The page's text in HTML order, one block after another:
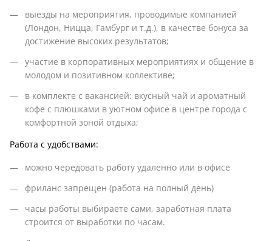
выезды на мероприятия, проводимые компанией
(Лондон, Ницца, Гамбург и т.д.), в качестве бонуса за
достижение высоких результатов;
участие в корпоративных мероприятиях и общение в
молодом и позитивном коллективе;
в комплекте с вакансией: вкусный чай и ароматный
кофе с плюшками в уютном офисе в центре города с
комфортной зоной отдыха;
Работа с удобствами:
можно чередовать работу удаленно или в офисе
фриланс запрещен (работа на полный день)
часы работы выбираете сами, заработная плата
строится от выработки по часам.